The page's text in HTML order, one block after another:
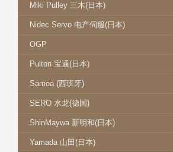
Miki Pulley 三木(日本)
Nidec Servo 电产伺服(日本)
OGP
Pulton 宝通(日本)
Samoa (西班牙)
SERO 水龙(德国)
ShinMaywa 新明和(日本)
Yamada 山田(日本)